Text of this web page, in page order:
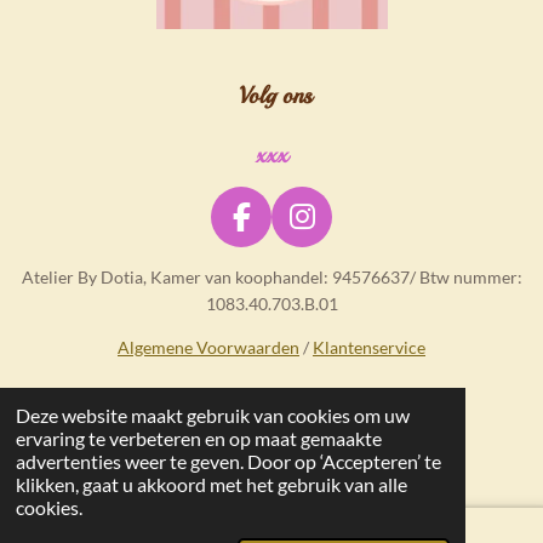
Deze website maakt gebruik van cookies om uw
ervaring te verbeteren en op maat gemaakte
advertenties weer te geven. Door op ‘Accepteren’ te
klikken, gaat u akkoord met het gebruik van alle
cookies.
Volg ons
xxx
F
c
e
b
o
k
I
s
t
a
a
m
Atelier By Dotia, Kamer van koophandel: 94576637/ Btw nummer:
1083.40.703.B.01
Algemene Voorwaarden / Klantenservice
© 2025 - 2026 Atelier By Dotia